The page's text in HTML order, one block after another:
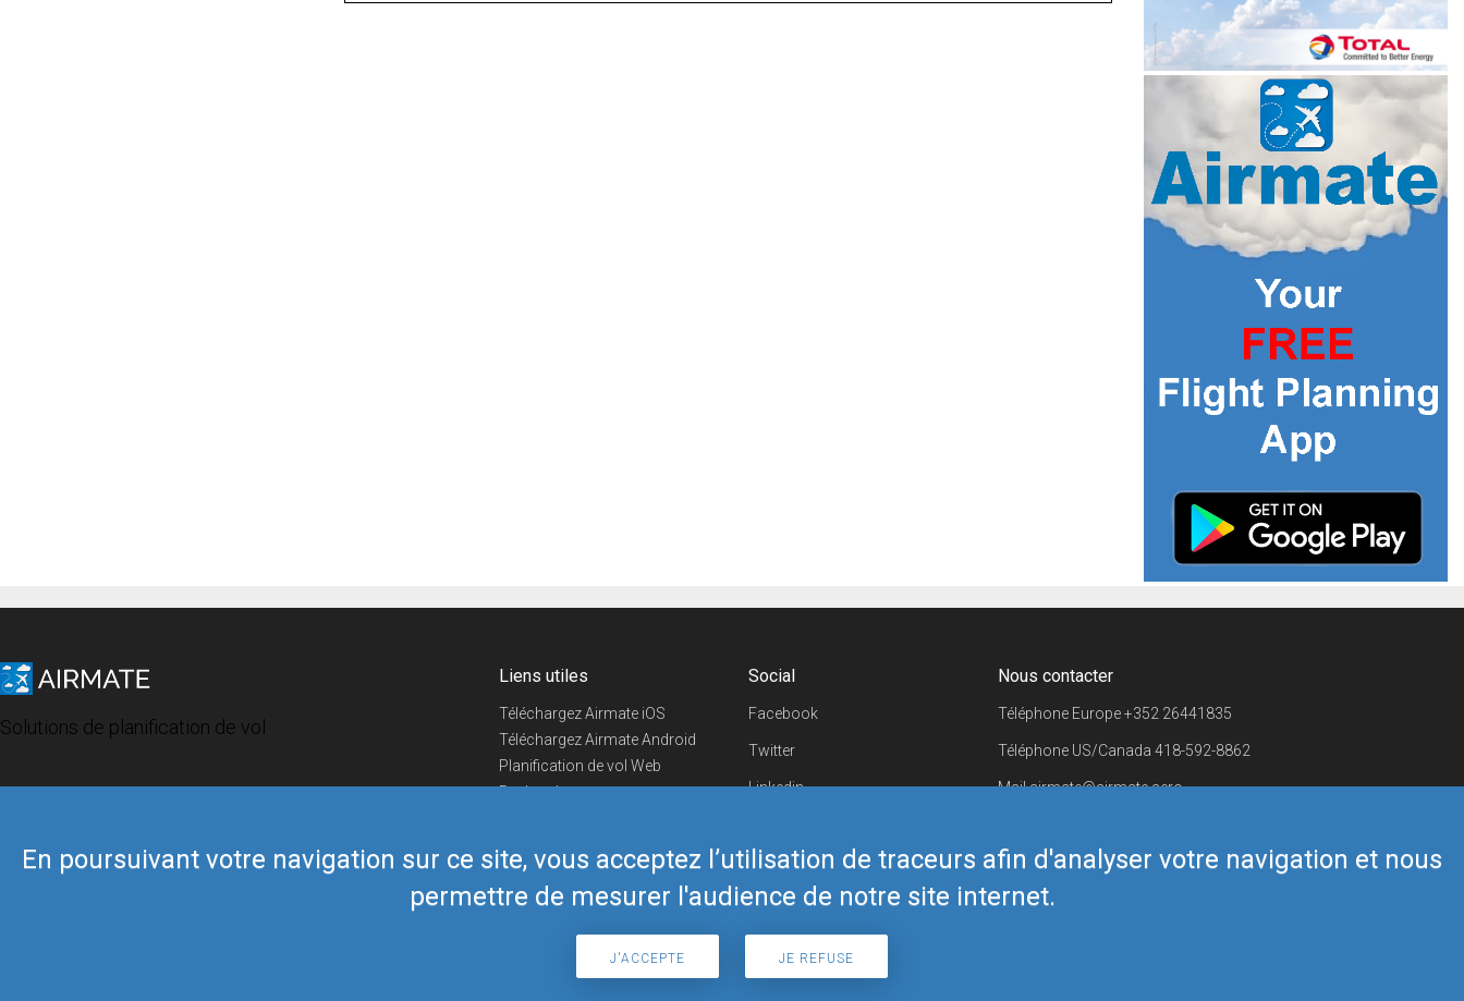
En poursuivant votre navigation sur ce site, vous acceptez l’utilisation de traceurs afin d'analyser votre navigation et nous
permettre de mesurer l'audience de notre site internet.
J'ACCEPTE JE REFUSE
Solutions de planification de vol
Liens utiles
Téléchargez Airmate iOS
Téléchargez Airmate Android
Planification de vol Web
Recherche
Boutique Airmate
Social
Facebook
Twitter
Linkedin
Telegram
Nous contacter
Téléphone Europe+352 26441835
Téléphone US/Canada 418-592-8862
Mailairmate@airmate.aero